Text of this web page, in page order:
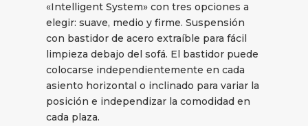
«Intelligent System» con tres opciones a
elegir: suave, medio y firme. Suspensión
con bastidor de acero extraíble para fácil
limpieza debajo del sofá. El bastidor puede
colocarse independientemente en cada
asiento horizontal o inclinado para variar la
posición e independizar la comodidad en
cada plaza.